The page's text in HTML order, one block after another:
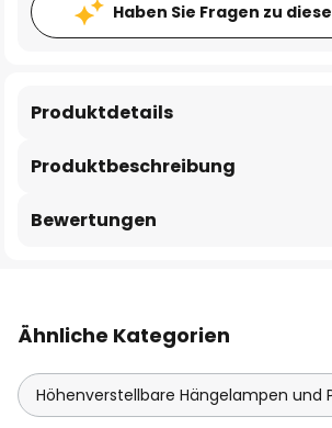
Haben Sie Fragen zu
Produktbeschreibung
Produktdetails
Bewertungen
Ähnliche Kategorien
Höhenverstellbare Hängelampen und